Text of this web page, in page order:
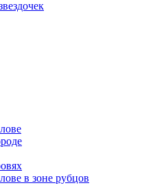
в зоне рубцов